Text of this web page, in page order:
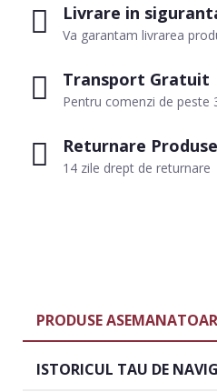
Livrare in
Va garantam livrarea
Transport Gratuit
Pentru comenzi de peste
Returnare Produse
14 zile drept de returnare
PRODUSE
ISTORICUL TAU DE